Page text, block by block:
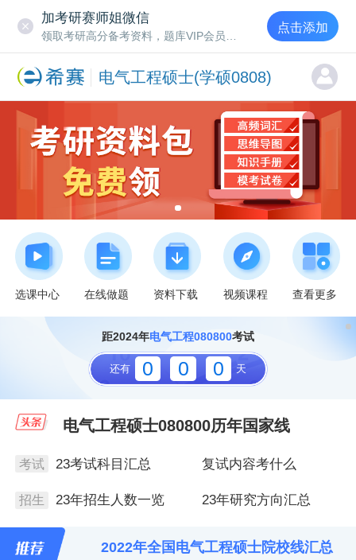
加考研赛师姐微信
点击添加
电气工程硕士(学硕0808)
选课中心 在线做题 资料下载 视频课程 查看更多
距2024年电气工程080800考试
还有 0 0 0 天
电气工程硕士080800历年国家线
考试 23考试科目汇总 复试内容考什么
招生 23年招生人数一览 23年研究方向汇总
2022年全国电气工程硕士院校线汇总